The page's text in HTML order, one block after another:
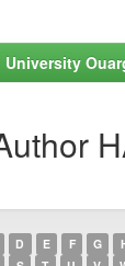
University
D E F G